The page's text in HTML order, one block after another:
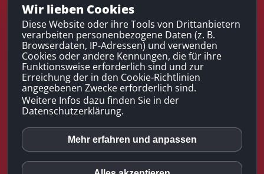
Experten / Netzwerk
Chatbot-Beispiele
Forum
Tipps
Kontakt
Login
© 2023 moni.media |
Home|Impressum|Datenschutz|Haftungsausschluss|
Wir lieben Cookies
Diese Website oder ihre Tools von Drittanbietern
verarbeiten personenbezogene Daten (z. B.
Browserdaten, IP-Adressen) und verwenden
Cookies oder andere Kennungen, die für ihre
Funktionsweise erforderlich sind und zur
Erreichung der in den Cookie-Richtlinien
angegebenen Zwecke erforderlich sind.
Weitere Infos dazu finden Sie in der
Datenschutzerklärung.
Facebook
Mehr erfahren und anpassen